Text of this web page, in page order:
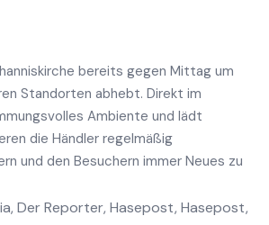
bereits gegen Mittag um
Standorten abhebt. Direkt im
Ambiente und lädt
die Händler regelmäßig
und den Besuchern immer Neues zu
, Der Reporter, Hasepost, Hasepost,